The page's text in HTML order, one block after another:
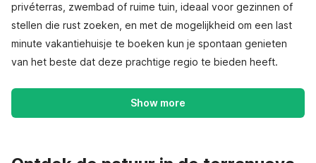
privéterras, zwembad of ruime tuin, ideaal voor gezinnen of
stellen die rust zoeken, en met de mogelijkheid om een last
minute vakantiehuisje te boeken kun je spontaan genieten
van het beste dat deze prachtige regio te bieden heeft.
Show more